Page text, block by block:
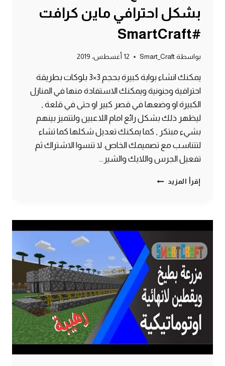
بشكل احترافي ماين كرافت
#SmartCraft
بواسطة Smart_Craft 12 أغسطس، 2019
يمكنك انشاء بوابة كبيرة بحجم 3×3 بلوكات بطريقة
احترافية وجنونية ويمكنك الاستفادة منها في المنازل
الكبيرة او وضعها في قصر كبير او حتى في قلعة ,
ليظهر ذلك بشكل رائع امام اللاعبين ولتتميز بينهم
بشيء مبتكر , كما يمكنك تعديل شكلها كما تشاء
لتتناسب مع تصميمك الخاص. لا تنسوا الاشتراك ثم
تفعيل الجرس واللايك والشير…
إقرأ المزيد طريقة
3*3
بشكل
احترافي
ماين
كرافت
#SMARTCRAFT